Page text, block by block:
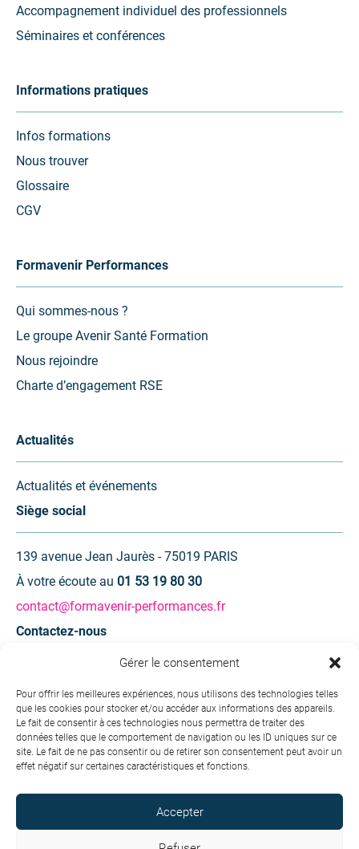
Gérer le consentement
Pour offrir les meilleures expériences, nous utilisons des technologies telles
que les cookies pour stocker et/ou accéder aux informations des appareils.
Le fait de consentir à ces technologies nous permettra de traiter des
données telles que le comportement de navigation ou les ID uniques sur ce
site. Le fait de ne pas consentir ou de retirer son consentement peut avoir un
effet négatif sur certaines caractéristiques et fonctions.
Accepter
Accompagnement individuel des professionnels
Séminaires et conférences
Informations pratiques
Infos formations
Nous trouver
Glossaire
CGV
Formavenir Performances
Qui sommes-nous ?
Le groupe Avenir Santé Formation
Nous rejoindre
Charte d’engagement RSE
Actualités
Actualités et événements
Siège social
139 avenue Jean Jaurès - 75019 PARIS
À votre écoute au 01 53 19 80 30
contact@formavenir-performances.fr
Contactez-nous
Contactez-nous
Copyright © 2026 Formavenir - Performances. Tous droits